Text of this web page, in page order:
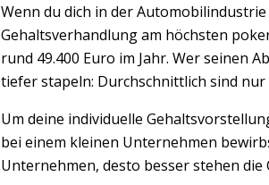
Wenn du dich in der
Gehaltsverhandlung am höchsten
rund 49.400 Euro im Jahr. Wer seinen
tiefer stapeln: Durchschnittlich sind nur
Um deine individuelle
bei einem kleinen Unternehmen
Unternehmen, desto besser stehen die